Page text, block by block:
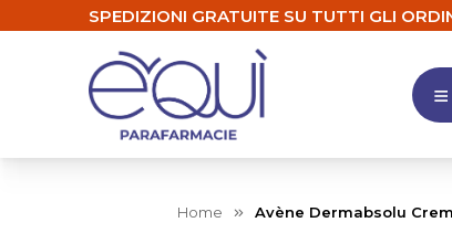
SPEDIZIONI GRATUITE SU TUTTI GLI
Home Avène Dermabsolu